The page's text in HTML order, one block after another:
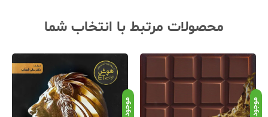
محصولات مرتبط با انتخاب شما
موجود موجود